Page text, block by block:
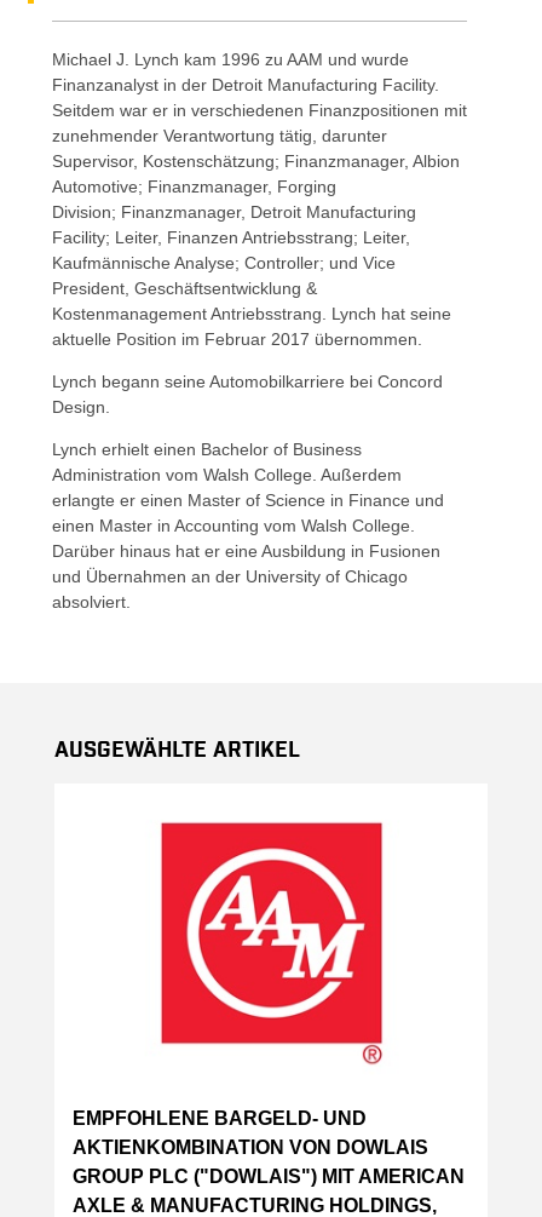
Michael J. Lynch kam 1996 zu AAM und wurde
Finanzanalyst in der Detroit Manufacturing Facility.
Seitdem war er in verschiedenen Finanzpositionen mit
zunehmender Verantwortung tätig, darunter
Supervisor, Kostenschätzung; Finanzmanager, Albion
Automotive; Finanzmanager, Forging
Division; Finanzmanager, Detroit Manufacturing
Facility; Leiter, Finanzen Antriebsstrang; Leiter,
Kaufmännische Analyse; Controller; und Vice
President, Geschäftsentwicklung &
Kostenmanagement Antriebsstrang. Lynch hat seine
aktuelle Position im Februar 2017 übernommen.
Lynch begann seine Automobilkarriere bei Concord
Design.
Lynch erhielt einen Bachelor of Business
Administration vom Walsh College. Außerdem
erlangte er einen Master of Science in Finance und
einen Master in Accounting vom Walsh College.
Darüber hinaus hat er eine Ausbildung in Fusionen
und Übernahmen an der University of Chicago
absolviert.
Ausgewählte Artikel
EMPFOHLENE BARGELD- UND
AKTIENKOMBINATION VON DOWLAIS
GROUP PLC ("DOWLAIS") MIT AMERICAN
AXLE & MANUFACTURING HOLDINGS,